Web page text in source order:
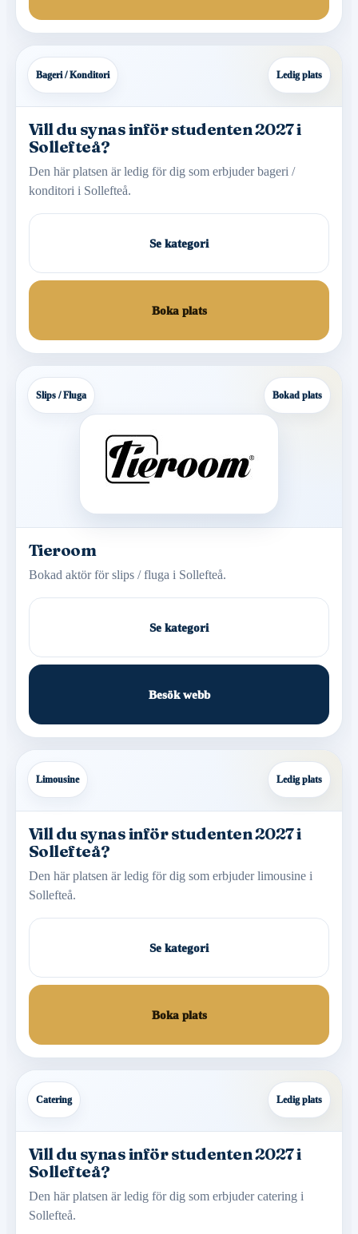
Bageri / Konditori Ledig plats
Vill du synas inför studenten 2027 i
Sollefteå?
Den här platsen är ledig för dig som erbjuder bageri /
konditori i Sollefteå.
Se kategori
Boka plats
Slips / Fluga Bokad plats
Tieroom
Bokad aktör för slips / fluga i Sollefteå.
Se kategori
Besök webb
Limousine Ledig plats
Vill du synas inför studenten 2027 i
Sollefteå?
Den här platsen är ledig för dig som erbjuder limousine i
Sollefteå.
Se kategori
Boka plats
Catering Ledig plats
Vill du synas inför studenten 2027 i
Sollefteå?
Den här platsen är ledig för dig som erbjuder catering i
Sollefteå.